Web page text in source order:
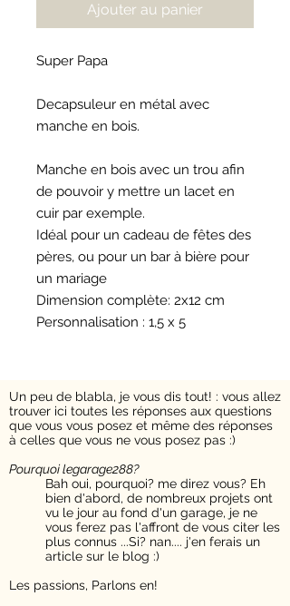
Ajouter au panier
Super Papa
Decapsuleur en métal avec
manche en bois.
Manche en bois avec un trou afin
de pouvoir y mettre un lacet en
cuir par exemple.
Idéal pour un cadeau de fêtes des
pères, ou pour un bar à bière pour
un mariage
Dimension complète: 2x12 cm
Personnalisation : 1,5 x 5
Un peu de blabla, je vous dis tout! : vous allez
trouver ici toutes les réponses aux questions
que vous vous posez et même des réponses
à celles que vous ne vous posez pas :)
Pourquoi legarage288?​
Bah oui, pourquoi? me direz vous? Eh
bien d'abord, de nombreux projets ont
vu le jour au fond d'un garage, je ne
vous ferez pas l'affront de vous citer les
plus connus ...Si? nan.... j'en ferais un
article sur le blog :)
Les passions, Parlons en!